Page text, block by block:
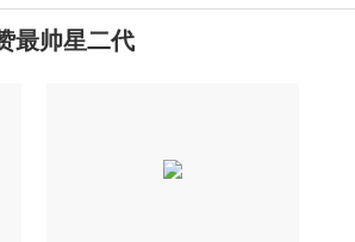
最帅星二代